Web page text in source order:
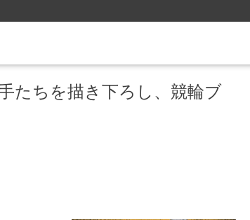
たちを描き下ろし、競輪ブ